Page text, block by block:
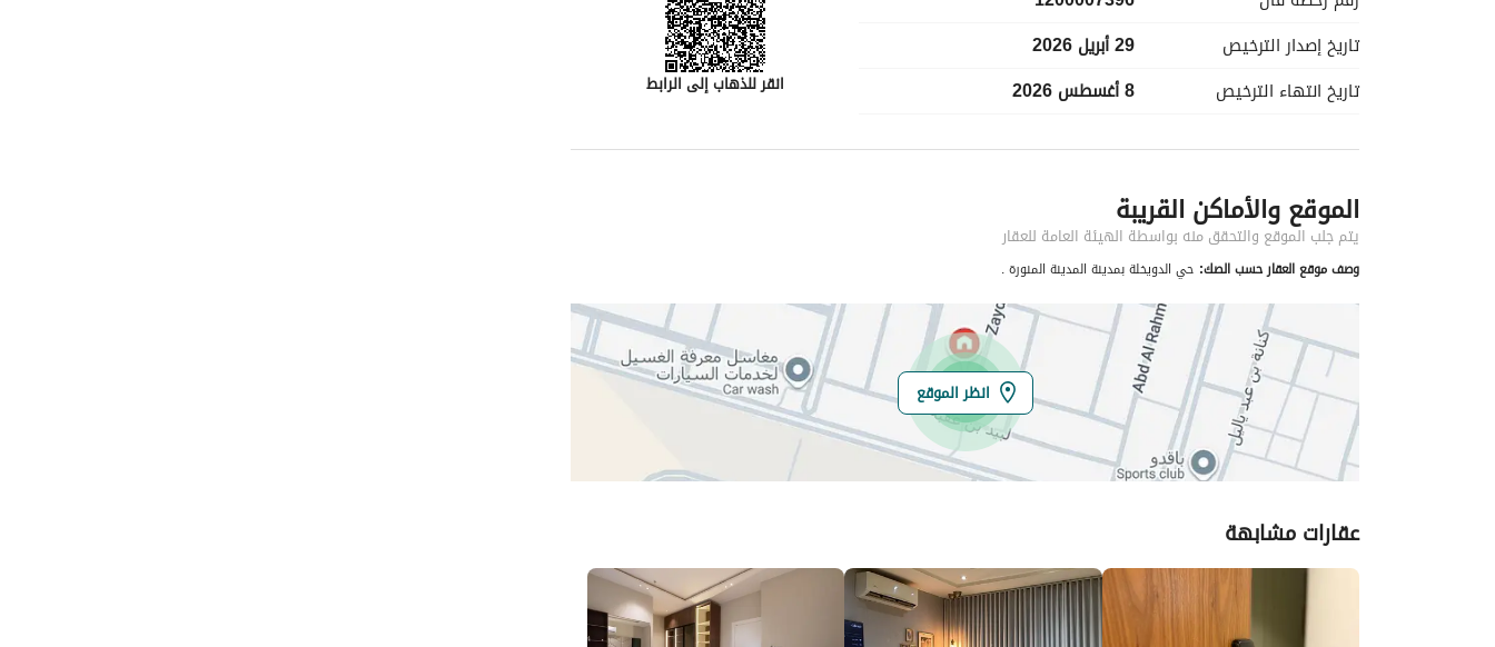
تاريخ إصدار الترخيص
29 أبريل 2026
تاريخ انتهاء الترخيص 8 أغسطس 2026 انقر للذهاب إلى الرابط
معلومات مسؤول الإعلان
اسم المسؤول منصور بن علي بن محمد الهذيلي
الموقع
المنطقة
منطقة المدينة المنورة
المدينة
المدينة المنورة
الحي
المبعوث
اسم الشارع
ابن السلال
الرمز البريدي
رقم المبنى
8034
الرقم الاضافي
4314
خط العرض
تفاصيل العقار
الموقع والأماكن القريبة
يتم جلب الموقع والتحقق منه بواسطة الهيئة العامة للعقار
وصف موقع العقار حسب الصك: حي الدويخلة بمدينة المدينة المنورة .
انظر الموقع
عقارات مشابهة